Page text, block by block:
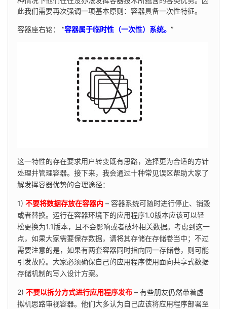
此我们需要再次强调一项基本原则：容器具备一次性特征。
容器座右铭： “容器属于临时性（一次性）系统。 ”
这一特性的存在要求用户转变既有思路，选择更为合适的方针
处理并管理容器。接下来，我会通过十种常见误区帮助大家了
解发挥容器优势的合理途径：
1) 不要将数据存放在容器内 – 容器系统可随时进行停止、销毁
或者替换。运行在容器环境下的应用程序1.0版本应该可以轻
松更换为1.1版本，且不会影响或者破坏相关数据。考虑到这一
点，如果大家需要保存数据，请将其存储在存储卷当中；不过
需要注意的是，如果有两套容器同时指向同一存储卷，则可能
引发故障。大家必须确保自己的应用程序使用面向共享式数据
存储机制的写入设计方案。
2) 不要以拆分方式进行应用程序发布 – 有些朋友仍然带着虚
拟机思路审视容器。他们大多认为自己应该将应用程序部署至